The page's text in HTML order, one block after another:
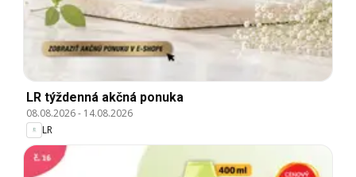
LR týždenná akčná ponuka
08.08.2026- 14.08.2026
LR